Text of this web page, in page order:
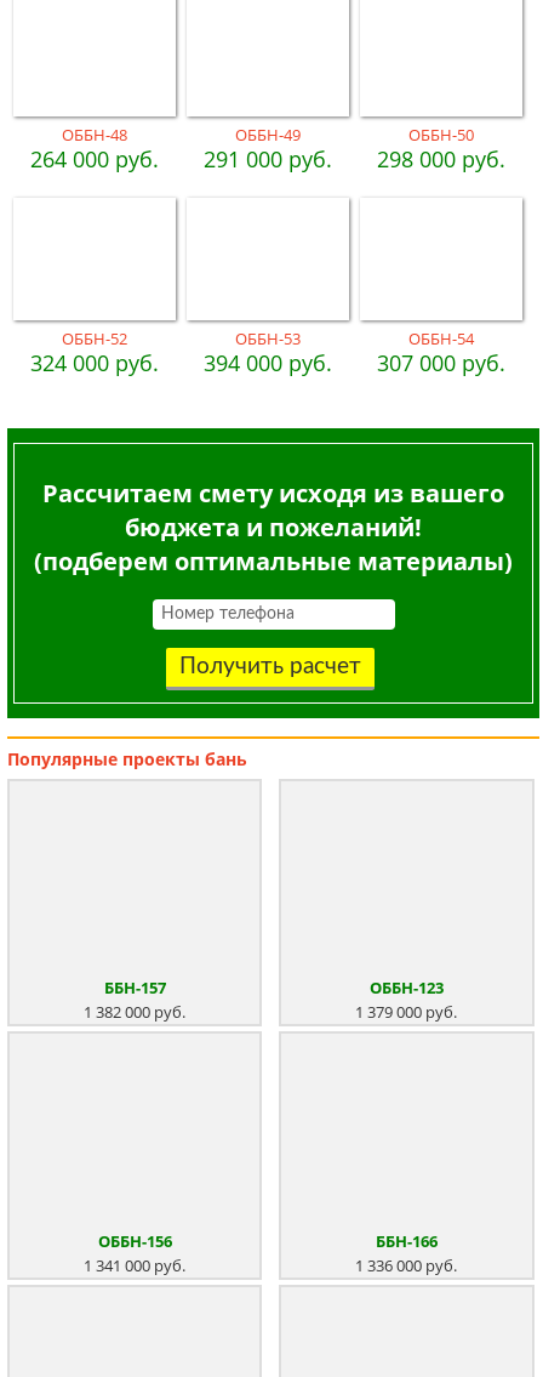
ОББН-48
264 000 руб.
ОББН-49
291 000 руб.
ОББН-50
298 000 руб.
ОББН-52
324 000 руб.
ОББН-53
394 000 руб.
ОББН-54
307 000 руб.
Рассчитаем смету исходя из вашего
бюджета и пожеланий!
(подберем оптимальные материалы)
Получить расчет
Популярные проекты бань
ББН-157
1 382 000 руб.
ОББН-123
1 379 000 руб.
ОББН-156
1 341 000 руб.
ББН-166
1 336 000 руб.